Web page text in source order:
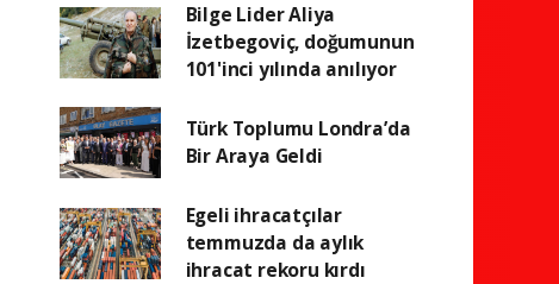
Bilge Lider Aliya
İzetbegoviç, doğumunun
101'inci yılında anılıyor
Türk Toplumu Londra’da
Bir Araya Geldi
Egeli ihracatçılar
temmuzda da aylık
ihracat rekoru kırdı